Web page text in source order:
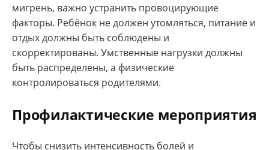
мигрень, важно устранить провоцирующие
факторы. Ребёнок не должен утомляться, питание и
отдых должны быть соблюдены и
скорректированы. Умственные нагрузки должны
быть распределены, а физические
контролироваться родителями.
Профилактические мероприятия
Чтобы снизить интенсивность болей и